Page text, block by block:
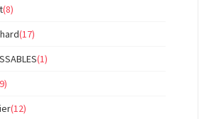
(8)
(17)
(1)
(12)